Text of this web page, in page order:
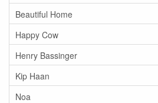
Beautiful Home
Happy Cow
Henry Bassinger
Kip Haan
Noa